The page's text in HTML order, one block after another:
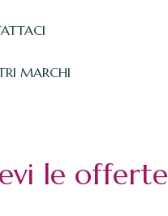
MARCHI
le offerte